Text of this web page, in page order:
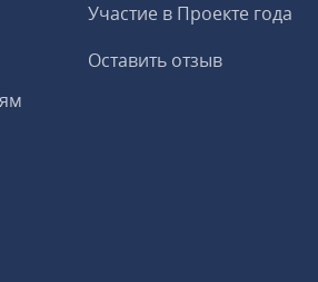
Участие в Проекте года
Оставить отзыв